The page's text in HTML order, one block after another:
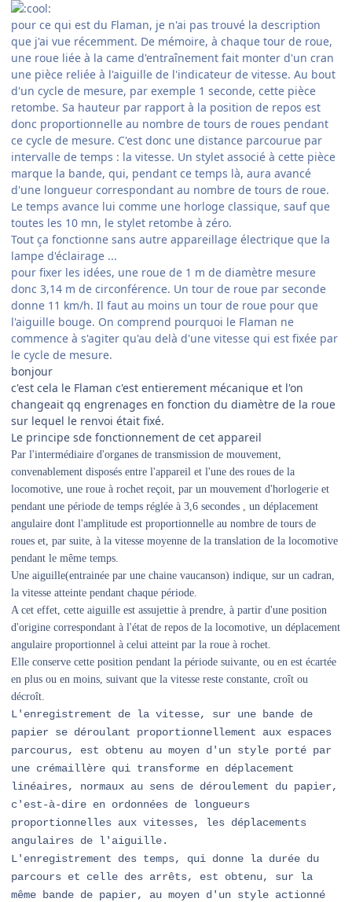
pour ce qui est du Flaman, je n'ai pas trouvé la description
que j'ai vue récemment. De mémoire, à chaque tour de roue,
une roue liée à la came d'entraînement fait monter d'un cran
une pièce reliée à l'aiguille de l'indicateur de vitesse. Au bout
d'un cycle de mesure, par exemple 1 seconde, cette pièce
retombe. Sa hauteur par rapport à la position de repos est
donc proportionnelle au nombre de tours de roues pendant
ce cycle de mesure. C'est donc une distance parcourue par
intervalle de temps : la vitesse. Un stylet associé à cette pièce
marque la bande, qui, pendant ce temps là, aura avancé
d'une longueur correspondant au nombre de tours de roue.
Le temps avance lui comme une horloge classique, sauf que
toutes les 10 mn, le stylet retombe à zéro.
Tout ça fonctionne sans autre appareillage électrique que la
lampe d'éclairage ...
pour fixer les idées, une roue de 1 m de diamètre mesure
donc 3,14 m de circonférence. Un tour de roue par seconde
donne 11 km/h. Il faut au moins un tour de roue pour que
l'aiguille bouge. On comprend pourquoi le Flaman ne
commence à s'agiter qu'au delà d'une vitesse qui est fixée par
le cycle de mesure.
bonjour
c'est cela le Flaman c'est entierement mécanique et l'on
changeait qq engrenages en fonction du diamètre de la roue
sur lequel le renvoi était fixé.
Le principe sde fonctionnement de cet appareil
Par l'intermédiaire d'organes de transmission de mouvement,
convenablement disposés entre l'appareil et l'une des roues de la
locomotive, une roue à rochet reçoit, par un mouvement d'horlogerie et
pendant une période de temps réglée à 3,6 secondes , un déplacement
angulaire dont l'amplitude est proportionnelle au nombre de tours de
roues et, par suite, à la vitesse moyenne de la translation de la locomotive
pendant le même temps.
Une aiguille(entrainée par une chaine vaucanson) indique, sur un cadran,
la vitesse atteinte pendant chaque période.
A cet effet, cette aiguille est assujettie à prendre, à partir d'une position
d'origine correspondant à l'état de repos de la locomotive, un déplacement
angulaire proportionnel à celui atteint par la roue à rochet.
Elle conserve cette position pendant la période suivante, ou en est écartée
en plus ou en moins, suivant que la vitesse reste constante, croît ou
décroît.
L'enregistrement de la vitesse, sur une bande de
papier se déroulant proportionnellement aux espaces
parcourus, est obtenu au moyen d'un style porté par
une crémaillère qui transforme en déplacement
linéaires, normaux au sens de déroulement du papier,
c'est-à-dire en ordonnées de longueurs
proportionnelles aux vitesses, les déplacements
angulaires de l'aiguille.
L'enregistrement des temps, qui donne la durée du
parcours et celle des arrêts, est obtenu, sur la
même bande de papier, au moyen d'un style actionné